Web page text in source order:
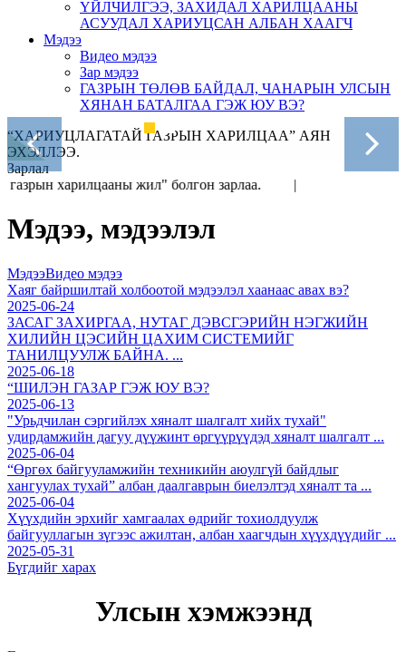
ҮЙЛЧИЛГЭЭ, ЗАХИДАЛ ХАРИЛЦААНЫ
АСУУДАЛ ХАРИУЦСАН АЛБАН ХААГЧ
Мэдээ
Видео мэдээ
Зар мэдээ
ГАЗРЫН ТӨЛӨВ БАЙДАЛ, ЧАНАРЫН УЛСЫН
ХЯНАН БАТАЛГАА ГЭЖ ЮУ ВЭ?
“ХАРИУЦЛАГАТАЙ ГАЗРЫН ХАРИЛЦАА” АЯН
ЭХЭЛЛЭЭ.
Зарлал
харилцааны жил" болгон зарлаа. |
Мэдээ, мэдээлэл
МэдээВидео мэдээ
Хаяг байршилтай холбоотой мэдээлэл хаанаас авах вэ?
2025-06-24
ЗАСАГ ЗАХИРГАА, НУТАГ ДЭВСГЭРИЙН НЭГЖИЙН
ХИЛИЙН ЦЭСИЙН ЦАХИМ СИСТЕМИЙГ
ТАНИЛЦУУЛЖ БАЙНА. ...
2025-06-18
“ШИЛЭН ГАЗАР ГЭЖ ЮУ ВЭ?
2025-06-13
"Урьдчилан сэргийлэх хяналт шалгалт хийх тухай"
удирдамжийн дагуу дүүжинт өргүүрүүдэд хяналт шалгалт ...
2025-06-04
“Өргөх байгууламжийн техникийн аюулгүй байдлыг
хангуулах тухай” албан даалгаврын биелэлтэд хяналт та ...
2025-06-04
Хүүхдийн эрхийг хамгаалах өдрийг тохиолдуулж
байгууллагын зүгээс ажилтан, албан хаагчдын хүүхдүүдийг ...
2025-05-31
Бүгдийг харах
Улсын хэмжээнд